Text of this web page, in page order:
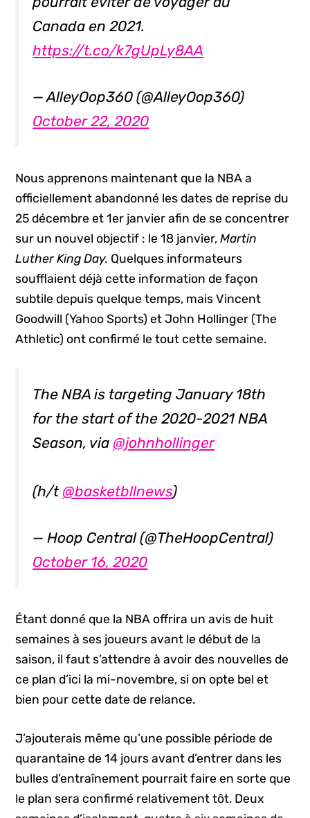
Canada en 2021.
https://t.co/k7gUpLy8AA
— AlleyOop360 (@AlleyOop360)
October 22, 2020
Nous apprenons maintenant que la NBA a
officiellement abandonné les dates de reprise du
25 décembre et 1er janvier afin de se concentrer
sur un nouvel objectif : le 18 janvier,Martin
Luther King Day. Quelques informateurs
soufflaient déjà cette information de façon
subtile depuis quelque temps, mais Vincent
Goodwill (Yahoo Sports) et John Hollinger (The
Athletic) ont confirmé le tout cette semaine.
The NBA is targeting January 18th
for the start of the 2020-2021 NBA
Season, via @johnhollinger
(h/t @basketbllnews)
— Hoop Central (@TheHoopCentral)
October 16, 2020
Étant donné que la NBA offrira un avis de huit
semaines à ses joueurs avant le début de la
saison, il faut s’attendre à avoir des nouvelles de
ce plan d’ici la mi-novembre, si on opte bel et
bien pour cette date de relance.
J’ajouterais même qu’une possible période de
quarantaine de 14 jours avant d’entrer dans les
bulles d’entraînement pourrait faire en sorte que
le plan sera confirmé relativement tôt. Deux